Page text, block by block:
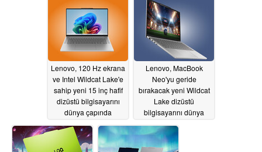
05/23/2026
Lenovo, 120 Hz ekrana
ve Intel Wildcat Lake'e
sahip yeni 15 inç hafif
dizüstü bilgisayarını
dünya çapında
05/23/2026
Lenovo, MacBook
Neo'yu geride
bırakacak yeni Wildcat
Lake dizüstü
bilgisayarını dünya